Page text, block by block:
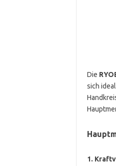
Die
sich
1.